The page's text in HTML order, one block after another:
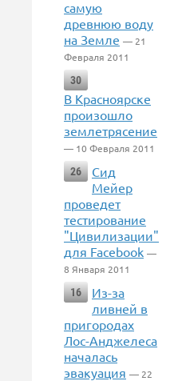
самую
древнюю воду
на Земле — 21
Февраля 2011
30
В Красноярске
произошло
землетрясение
— 10 Февраля 2011
26
Сид
Мейер
проведет
тестирование
"Цивилизации"
для Facebook —
8 Января 2011
16
Из-за
ливней в
пригородах
Лос-Анджелеса
началась
эвакуация — 22